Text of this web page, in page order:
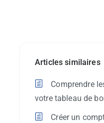
Articles similaires
Comprendre
votre tableau de
Créer un